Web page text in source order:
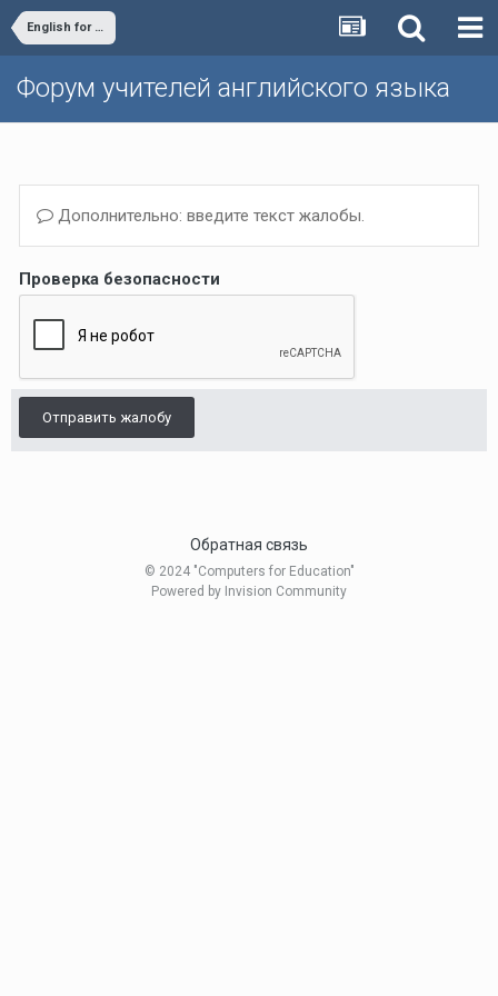
English for All - Алексей Конобеев's Blog
Форум учителей английского языка
Дополнительно: введите текст жалобы.
Проверка безопасности
Отправить жалобу
Обратная связь
© 2024 "Computers for Education"
Powered by Invision Community